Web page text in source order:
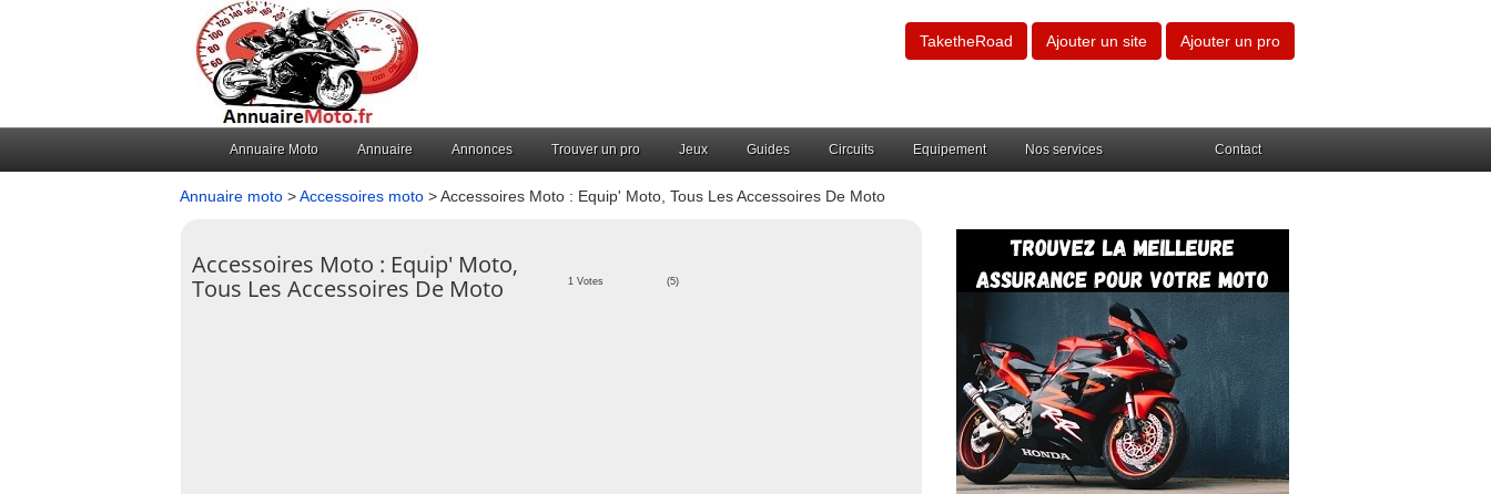
TaketheRoad Ajouter un site Ajouter un pro
Annuaire Moto Annuaire Annonces Trouver un pro Jeux Guides Circuits Equipement Nos services Contact
Annuaire moto >Accessoires moto > Accessoires Moto : Equip' Moto, Tous Les Accessoires De Moto
Accessoires Moto : Equip' Moto,
Tous Les Accessoires De Moto
1 Votes (5)